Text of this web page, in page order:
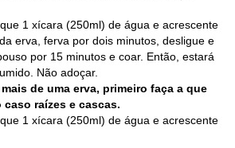
1 xícara (250ml) de água e acrescente
erva, ferva por dois minutos, desligue e
por 15 minutos e coar. Então, estará
Não adoçar.
de uma erva, primeiro faça a que
raízes e cascas.
1 xícara (250ml) de água e acrescente